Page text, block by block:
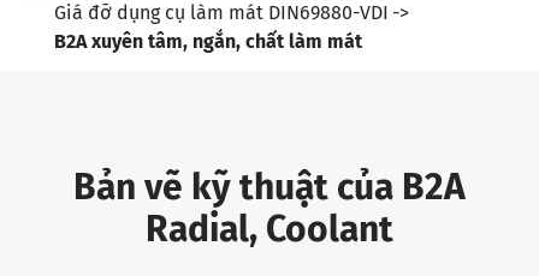
Giá đỡ dụng cụ làm mát DIN69880-VDI
B2A xuyên tâm, ngắn, chất làm mát
Bản vẽ kỹ thuật của B2A
Radial, Coolant